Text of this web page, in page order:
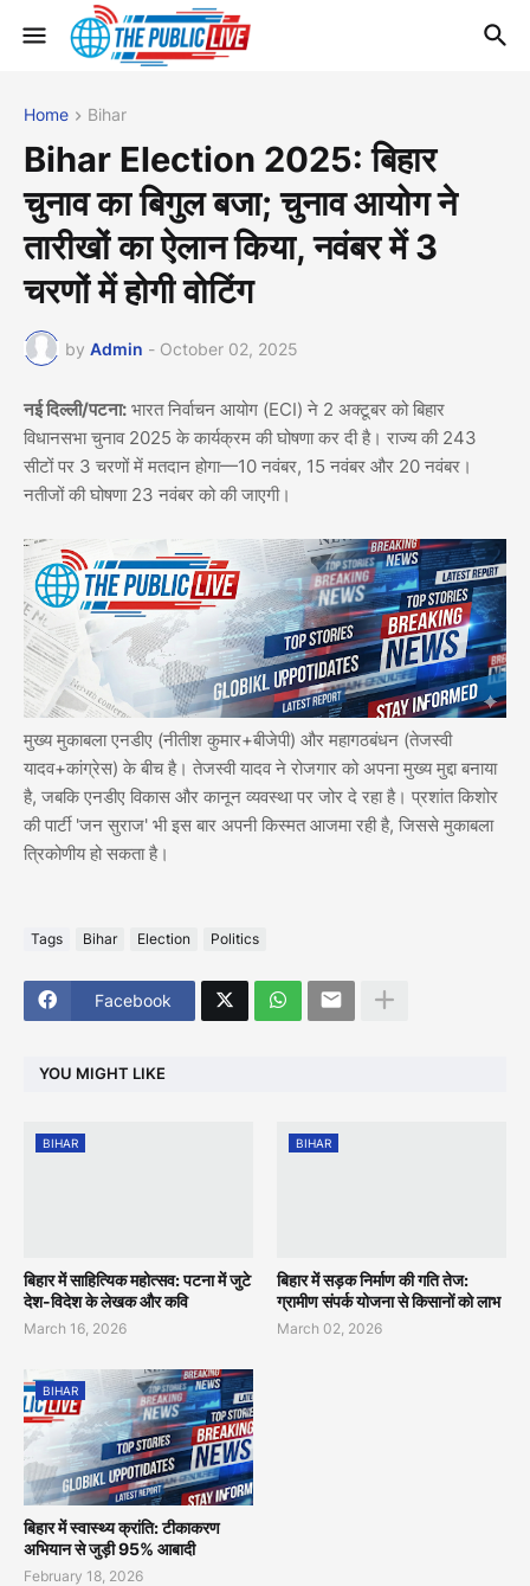
Home Bihar
Bihar Election 2025: बिहार
चुनाव का बिगुल बजा; चुनाव आयोग ने
तारीखों का ऐलान किया, नवंबर में 3
चरणों में होगी वोटिंग
by Admin - October 02, 2025
नई दिल्ली/पटना: भारत निर्वाचन आयोग (ECI) ने 2 अक्टूबर को बिहार
विधानसभा चुनाव 2025 के कार्यक्रम की घोषणा कर दी है। राज्य की 243
सीटों पर 3 चरणों में मतदान होगा—10 नवंबर, 15 नवंबर और 20 नवंबर।
नतीजों की घोषणा 23 नवंबर को की जाएगी।
मुख्य मुकाबला एनडीए (नीतीश कुमार+बीजेपी) और महागठबंधन (तेजस्वी
यादव+कांग्रेस) के बीच है। तेजस्वी यादव ने रोजगार को अपना मुख्य मुद्दा बनाया
है, जबकि एनडीए विकास और कानून व्यवस्था पर जोर दे रहा है। प्रशांत किशोर
की पार्टी 'जन सुराज' भी इस बार अपनी किस्मत आजमा रही है, जिससे मुकाबला
त्रिकोणीय हो सकता है।
Tags Bihar Election Politics
Facebook
YOU MIGHT LIKE
BIHAR
बिहार में साहित्यिक महोत्सव: पटना में जुटे
देश-विदेश के लेखक और कवि
March 16, 2026
BIHAR
बिहार में सड़क निर्माण की गति तेज:
ग्रामीण संपर्क योजना से किसानों को लाभ
March 02, 2026
BIHAR
बिहार में स्वास्थ्य क्रांति: टीकाकरण
अभियान से जुड़ी 95% आबादी
February 18, 2026